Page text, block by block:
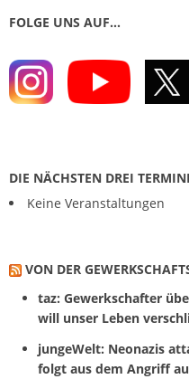
FOLGE UNS AUF…
DIE NÄCHSTEN DREI
Keine Veranstaltungen
VON DER
taz: Gewerkschafter
will unser Leben
jungeWelt: Neonazis
folgt aus dem Angriff